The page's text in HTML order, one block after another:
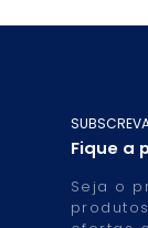
Fique a
Seja o